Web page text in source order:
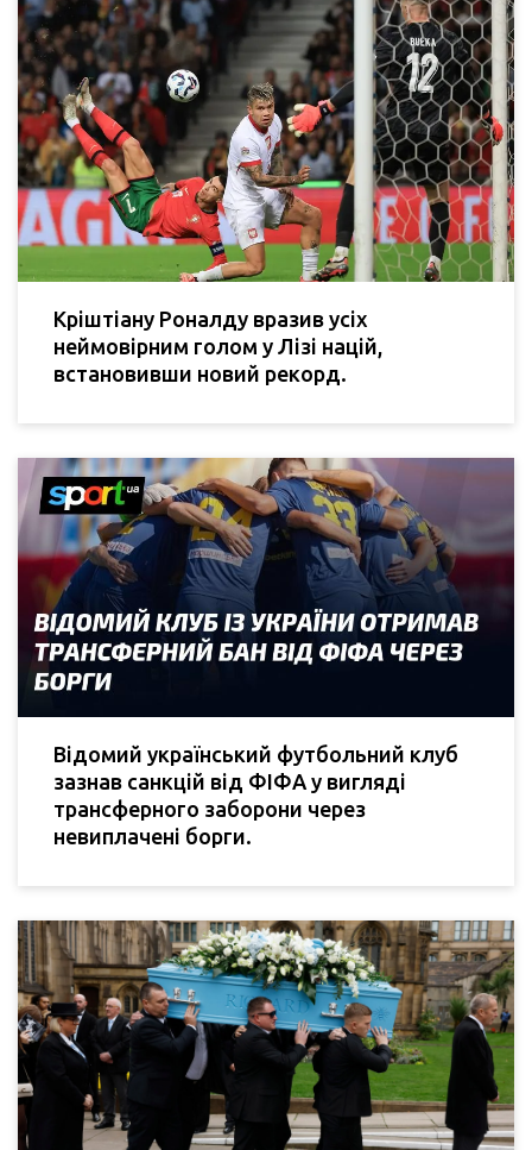
Кріштіану Роналду вразив усіх
неймовірним голом у Лізі націй,
встановивши новий рекорд.
Відомий український футбольний клуб
зазнав санкцій від ФІФА у вигляді
трансферного заборони через
невиплачені борги.